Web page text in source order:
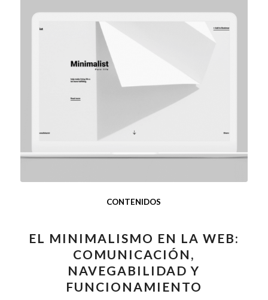
CONTENIDOS
EL MINIMALISMO EN LA WEB:
COMUNICACIÓN,
NAVEGABILIDAD Y
FUNCIONAMIENTO